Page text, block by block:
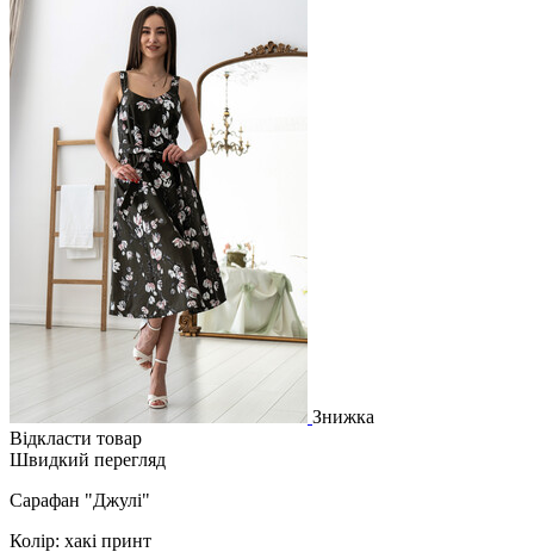
Знижка
Відкласти товар
Швидкий перегляд
Сарафан "Джулі"
Колір: хакі принт